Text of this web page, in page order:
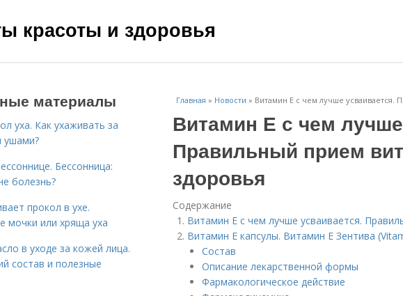
красоты и здоровья
Главная » Новости » Витамин Е с чем лучше усваивается.
Витамин Е с чем
Правильный прием
здоровья
Содержание
Витамин Е с чем лучше усваивается.
Витамин Е капсулы. Витамин E Зентива
Состав
Описание лекарственной формы
Фармакологическое действие
материалы
уха. Как ухаживать за
ушами?
Бессонница:
болезнь?
прокол в ухе.
мочки или хряща уха
в уходе за кожей лица.
состав и полезные